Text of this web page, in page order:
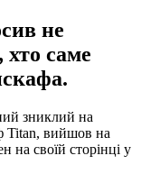
не
саме
зниклий на
Titan, вийшов на
на своїй сторінці у